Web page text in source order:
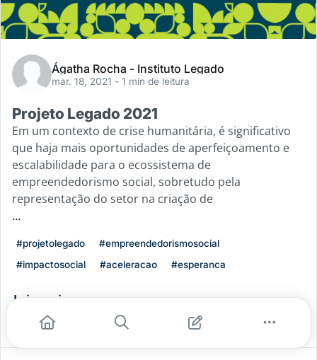
Ágatha Rocha - Instituto Legado
mar. 18, 2021 - 1 min de leitura
Projeto Legado 2021
Em um contexto de crise humanitária, é significativo
que haja mais oportunidades de aperfeiçoamento e
escalabilidade para o ecossistema de
empreendedorismo social, sobretudo pela
representação do setor na criação de
...
#projetolegado
#empreendedorismosocial
#impactosocial
#aceleracao #esperanca
Leia mais